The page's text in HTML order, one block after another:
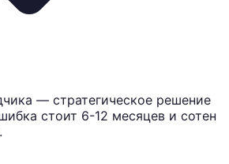
— стратегическое решение
стоит 6-12 месяцев и сотен